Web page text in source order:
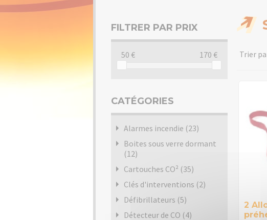
FILTRER PAR PRIX
50 170
CATÉGORIES
Alarmes incendie (23)
Boites sous verre dormant
(12)
Cartouches CO² (35)
Clés d'interventions (2)
Défibrillateurs (5)
Détecteur de CO (4)
Trier
2